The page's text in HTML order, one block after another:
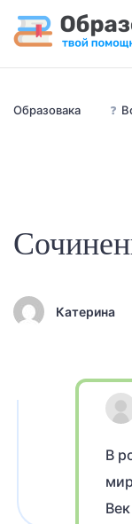
Образовака ❓
Катерина
В